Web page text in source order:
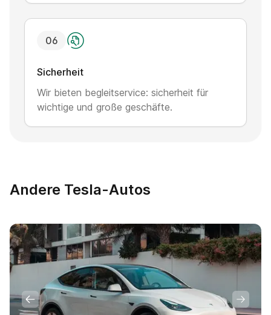
06
Sicherheit
Wir bieten begleitservice: sicherheit für
wichtige und große geschäfte.
Andere Tesla-Autos